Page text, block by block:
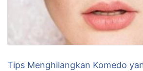
Tips Menghilangkan Komedo